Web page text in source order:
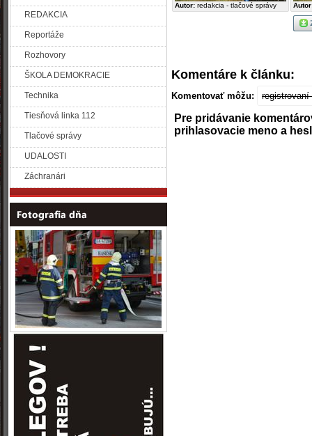
REDAKCIA
Reportáže
Rozhovory
ŠKOLA DEMOKRACIE
Technika
Tiesňová linka 112
Tlačové správy
UDALOSTI
Záchranári
Autor: redakcia - tlačové správy
Komentáre k článku:
Komentovať môžu: registrovaní
Pre pridávanie
prihlasovacie meno a